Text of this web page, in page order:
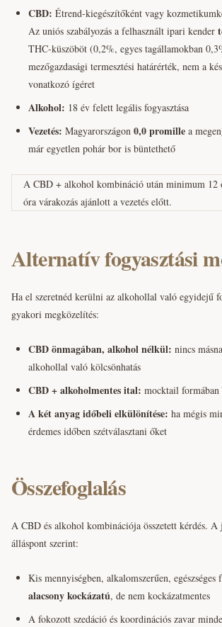
CBD: Étrend-kiegészítőként vagy
Az uniós szabályozás a felhasznált ipari kender
THC-küszöböt (0,2%, egyes tagállamokban
mezőgazdasági termesztési határérték, nem a
vonatkozó ígéret
Alkohol: 18 év felett legális fogyasztása
Vezetés: Magyarországon 0,0 promille a
már egyetlen pohár bor is büntethető
A CBD + alkohol kombináció után minimum 12
óra várakozás ajánlott a vezetés előtt.
Alternatív fogyasztási
Ha el szeretnéd kerülni az alkohollal való egyidejű
gyakori megközelítés:
CBD önmagában, alkohol nélkül: nincs
alkohollal való kölcsönhatás
CBD + alkoholmentes ital: mocktail formában
A két anyag időbeli elkülönítése: ha mégis
érdemes időben szétválasztani őket
Összefoglalás
A CBD és alkohol kombinációja összetett kérdés. A
álláspont szerint:
Kis mennyiségben, alkalomszerűen, egészséges
alacsony kockázatú, de nem kockázatmentes
A fokozott szedáció és koordinációs zavar